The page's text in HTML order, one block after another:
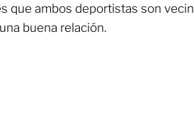
que ambos deportistas son
buena relación.